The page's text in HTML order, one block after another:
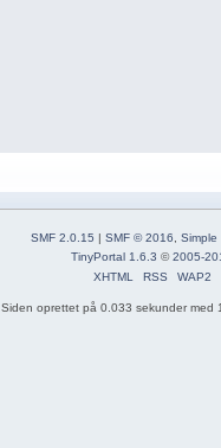
SMF 2.0.15 SMF © 2016, Simple
TinyPortal 1.6.3 ©2005-
XHTML
RSS WAP2
Siden oprettet på 0.033 sekunder med